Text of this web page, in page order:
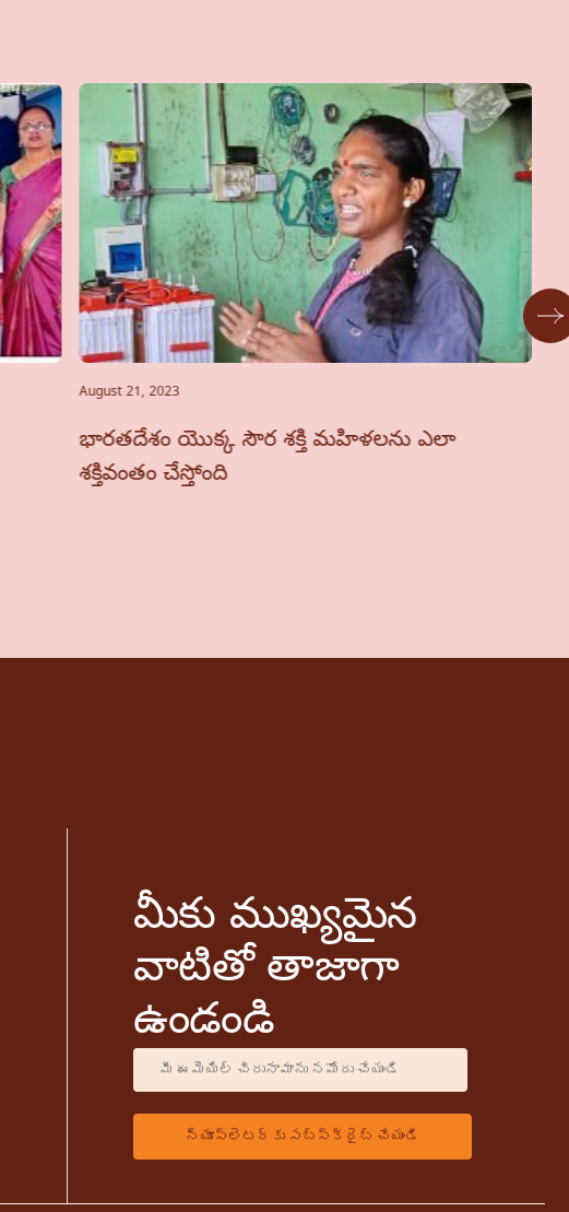
August 21, 2023
భారతదేశం యొక్క సౌర శక్తి మహిళలను ఎలా
శక్తివంతం చేస్తోంది
మీకు ముఖ్యమైన
వాటితో తాజాగా
ఉండండి